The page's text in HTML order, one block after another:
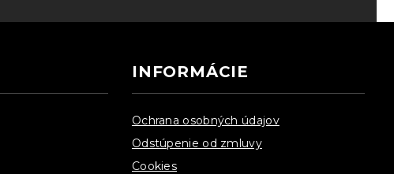
INFORMÁCIE
Ochrana osobných údajov
Odstúpenie od zmluvy
Cookies